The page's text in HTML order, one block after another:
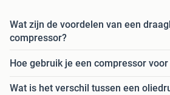
Wat zijn de voordelen van een
compressor?
Hoe gebruik je een compressor
Wat is het verschil tussen een